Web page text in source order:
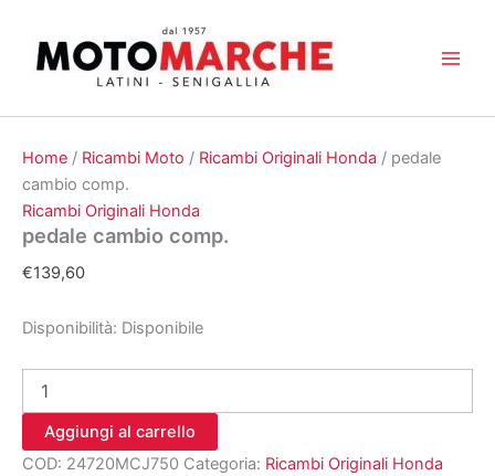
contenuto
Home / Ricambi Moto / Ricambi Originali Honda / pedale
cambio comp.
Ricambi Originali Honda
pedale cambio comp.
€139,60
Disponibilità: Disponibile
cambio
comp.
quantità
Aggiungi al carrello
COD: 24720MCJ750 Categoria: Ricambi Originali Honda